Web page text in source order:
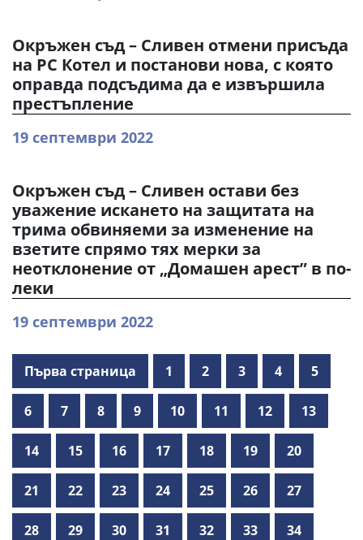
Окръжен съд – Сливен отмени присъда
на РС Котел и постанови нова, с която
оправда подсъдима да е извършила
престъпление
19 септември 2022
Окръжен съд – Сливен остави без
уважение искането на защитата на
трима обвиняеми за изменение на
взетите спрямо тях мерки за
неотклонение от „Домашен арест” в по-
леки
19 септември 2022
Първа страница 1 2 3 4 5
6 7 8 9 10 11 12 13
14 15 16 17 18 19 20
21 22 23 24 25 26 27
28 29 30 31 32 33 34